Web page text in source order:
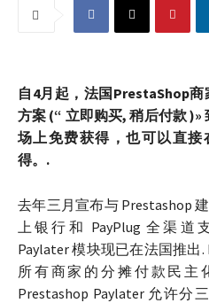
自4月起，法国PrestaShop
方案 (“ 立即购买, 稍后付款 )»
场上免费获得，也可以直接
得。.
去年三月宣布与 Prestashop
上银行和 PayPlug 全渠道
Paylater 模块现已在法国推出.
所有商家的分摊付款民主
Prestashop Paylater 允许分